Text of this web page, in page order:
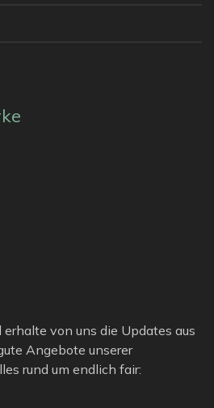
von uns die Updates aus
Angebote unserer
rund um endlich fair: